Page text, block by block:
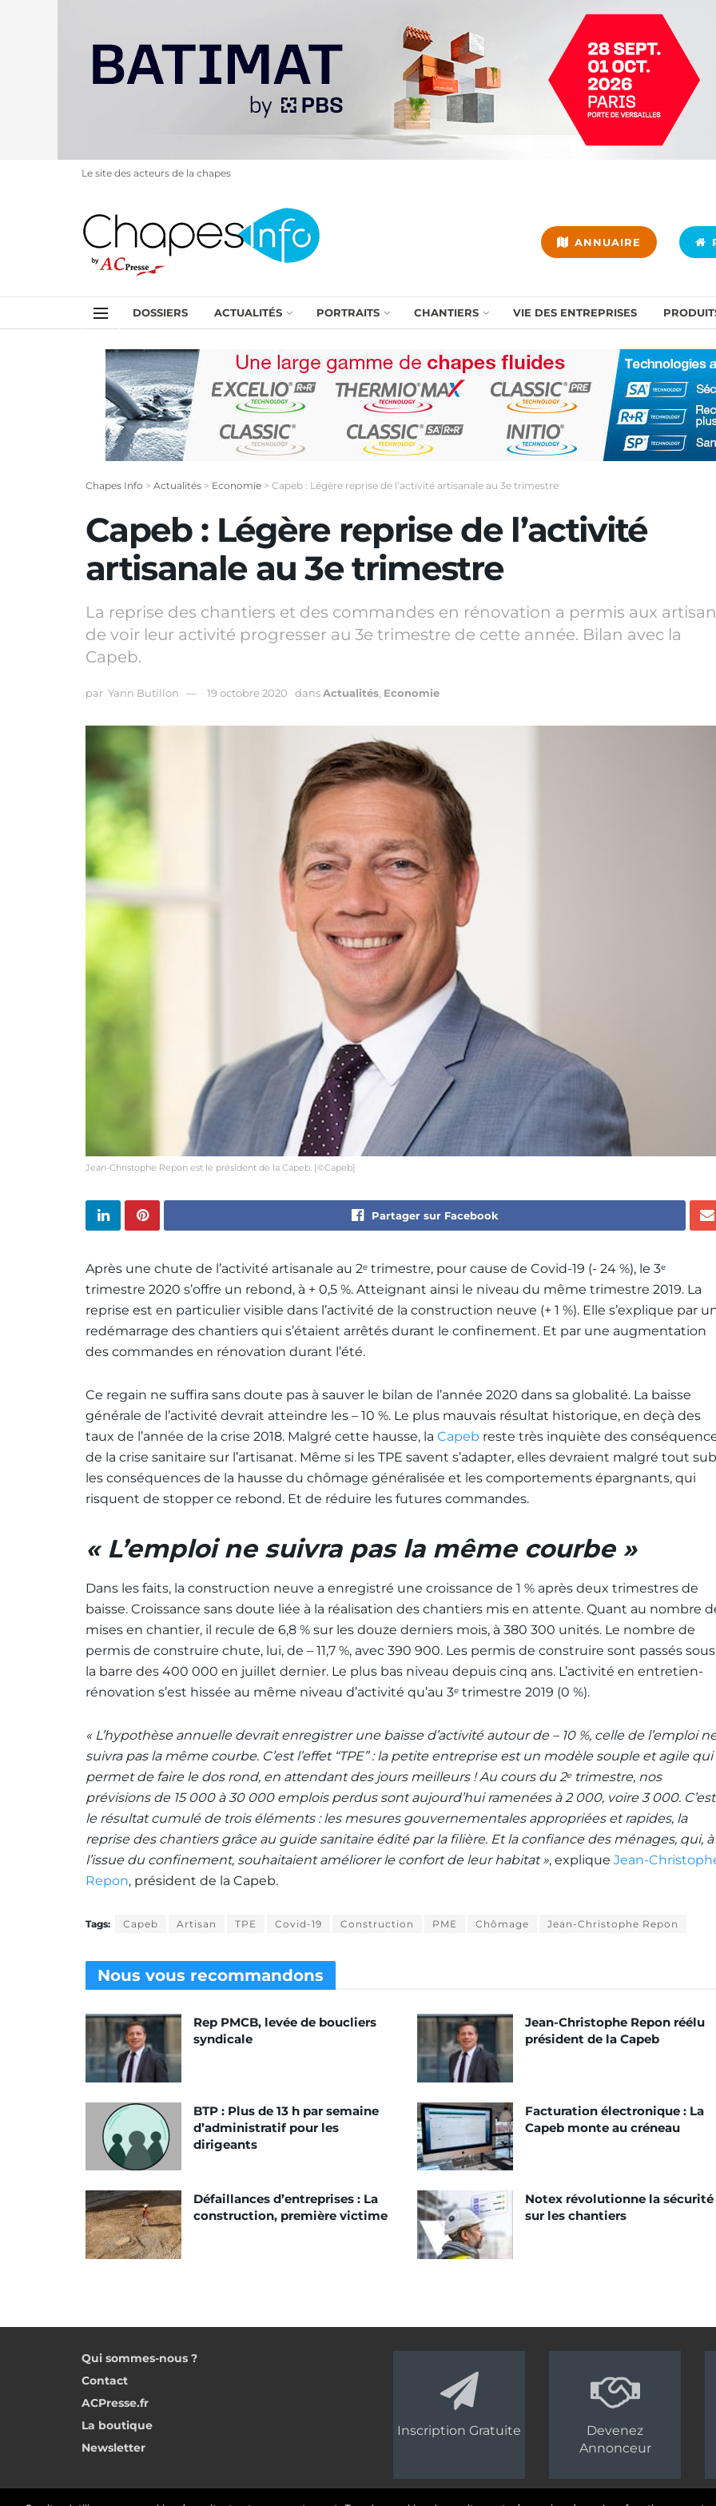
Le site des acteurs de la chapes
ANNUAIRE
DOSSIERS ACTUALITÉS PORTRAITS CHANTIERS VIE DES ENTREPRISES
Chapes Info > Actualités > Economie > Capeb : Légère reprise de l’activité artisanale au 3e trimestre
Capeb : Légère reprise de l’activité
artisanale au 3e trimestre
La reprise des chantiers et des commandes en rénovation a permis aux
de voir leur activité progresser au 3e trimestre de cette année. Bilan avec la
Capeb.
par Yann Butillon 19 octobre 2020 dansActualités Economie
Jean-Christophe Repon est le président de la Capeb. [©Capeb]
Partager sur Facebook
Après une chute de l’activité artisanale au 2e trimestre, pour cause de Covid-19 (- 24 %), le 3e
trimestre 2020 s’offre un rebond, à + 0,5 %. Atteignant ainsi le niveau du même trimestre 2019. La
reprise est en particulier visible dans l’activité de la construction neuve (+ 1 %). Elle s’explique par
redémarrage des chantiers qui s’étaient arrêtés durant le confinement. Et par une augmentation
des commandes en rénovation durant l’été.
Ce regain ne suffira sans doute pas à sauver le bilan de l’année 2020 dans sa globalité. La baisse
générale de l’activité devrait atteindre les – 10 %. Le plus mauvais résultat historique, en deçà des
taux de l’année de la crise 2018. Malgré cette hausse, la Capeb reste très inquiète des
de la crise sanitaire sur l’artisanat. Même si les TPE savent s’adapter, elles devraient malgré tout
les conséquences de la hausse du chômage généralisée et les comportements épargnants, qui
risquent de stopper ce rebond. Et de réduire les futures commandes.
« L’emploi ne suivra pas la même courbe »
Dans les faits, la construction neuve a enregistré une croissance de 1 % après deux trimestres de
baisse. Croissance sans doute liée à la réalisation des chantiers mis en attente. Quant au nombre
mises en chantier, il recule de 6,8 % sur les douze derniers mois, à 380 300 unités. Le nombre de
permis de construire chute, lui, de – 11,7 %, avec 390 900. Les permis de construire sont passés sous
la barre des 400 000 en juillet dernier. Le plus bas niveau depuis cinq ans. L’activité en entretien-
rénovation s’est hissée au même niveau d’activité qu’au 3e trimestre 2019 (0 %).
« L’hypothèse annuelle devrait enregistrer une baisse d’activité autour de – 10 %, celle de l’emploi
suivra pas la même courbe. C’est l’effet “TPE” : la petite entreprise est un modèle souple et agile qui
permet de faire le dos rond, en attendant des jours meilleurs ! Au cours du 2etrimestre, nos
prévisions de 15 000 à 30 000 emplois perdus sont aujourd’hui ramenées à 2 000, voire 3 000. C’est
le résultat cumulé de trois éléments : les mesures gouvernementales appropriées et rapides, la
reprise des chantiers grâce au guide sanitaire édité par la filière. Et la confiance des ménages, qui, à
l’issue du confinement, souhaitaient améliorer le confort de leur habitat », explique Jean-
Repon, président de la Capeb.
Tags: Capeb Artisan TPE Covid-19 Construction PME Chômage Jean-Christophe Repon
Nous vous recommandons
Rep PMCB, levée de boucliers
syndicale
Jean-Christophe Repon réélu
président de la Capeb
BTP : Plus de 13 h par semaine
d’administratif pour les
dirigeants
Facturation électronique : La
Capeb monte au créneau
Défaillances d’entreprises : La
construction, première victime
Notex révolutionne la sécurité
sur les chantiers
Qui sommes-nous ?
Contact
ACPresse.fr
La boutique
Newsletter
Inscription Gratuite
Devenez
Annonceur